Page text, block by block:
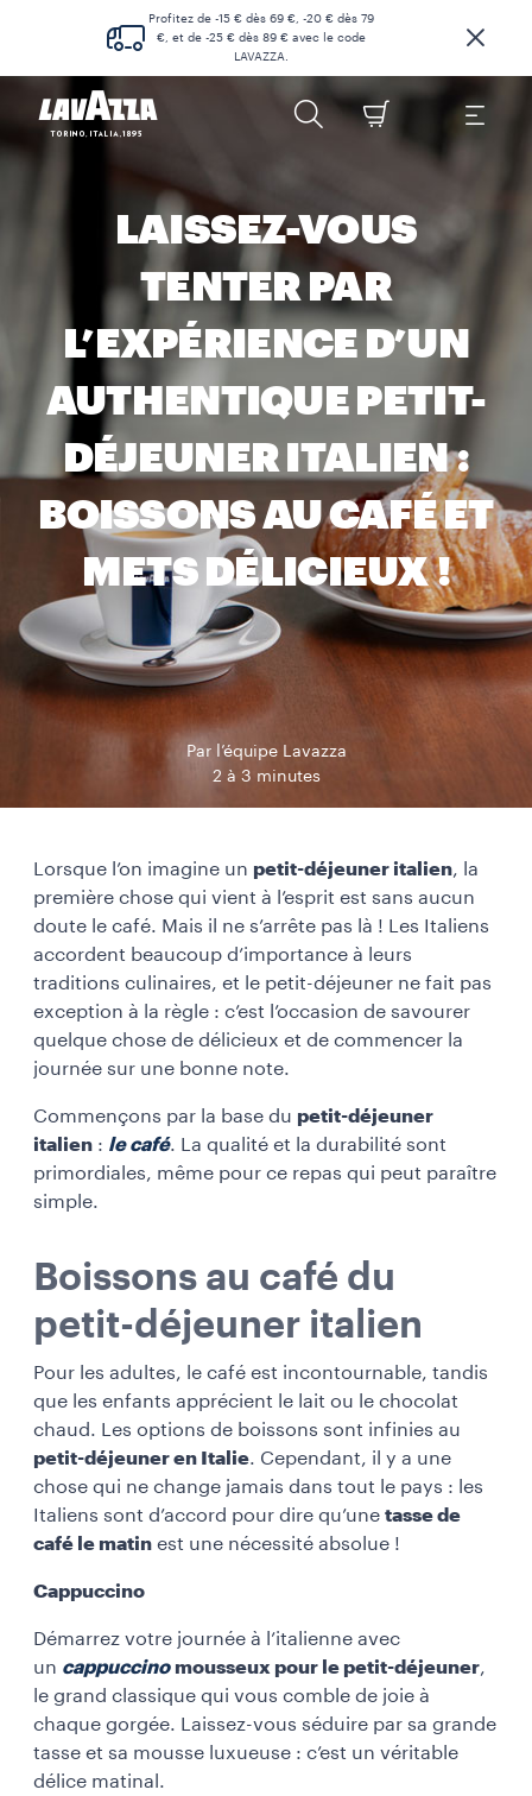
Profitez de -15 € dès 69 €, -20 € dès 79
€, et de -25 € dès 89 € avec le code
LAVAZZA.
LAISSEZ-VOUS
TENTER PAR
L’EXPÉRIENCE D’UN
AUTHENTIQUE PETIT-
DÉJEUNER ITALIEN :
BOISSONS AU CAFÉ ET
METS DÉLICIEUX !
Par l’équipe Lavazza
2 à 3 minutes
Lorsque l’on imagine un petit-déjeuner italien, la
première chose qui vient à l’esprit est sans aucun
doute le café. Mais il ne s’arrête pas là ! Les Italiens
accordent beaucoup d’importance à leurs
traditions culinaires, et le petit-déjeuner ne fait pas
exception à la règle : c’est l’occasion de savourer
quelque chose de délicieux et de commencer la
journée sur une bonne note.
Commençons par la base du petit-déjeuner
italien : le café. La qualité et la durabilité sont
primordiales, même pour ce repas qui peut paraître
simple.
Boissons au café du
petit-déjeuner italien
Pour les adultes, le café est incontournable, tandis
que les enfants apprécient le lait ou le chocolat
chaud. Les options de boissons sont infinies au
petit-déjeuner en Italie. Cependant, il y a une
chose qui ne change jamais dans tout le pays : les
Italiens sont d’accord pour dire qu’une tasse de
café le matin est une nécessité absolue !
Cappuccino
Démarrez votre journée à l’italienne avec
un cappuccino mousseux pour le petit-déjeuner,
le grand classique qui vous comble de joie à
chaque gorgée. Laissez-vous séduire par sa grande
tasse et sa mousse luxueuse : c’est un véritable
délice matinal.